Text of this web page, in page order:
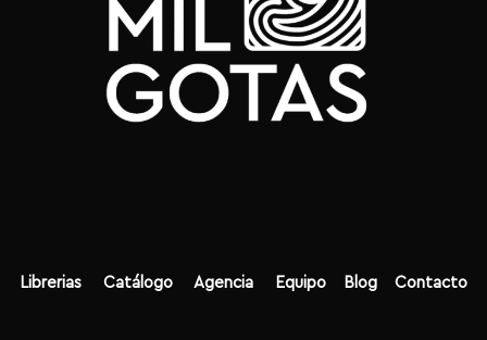
Librerias Catálogo Agencia Equipo Blog Contacto